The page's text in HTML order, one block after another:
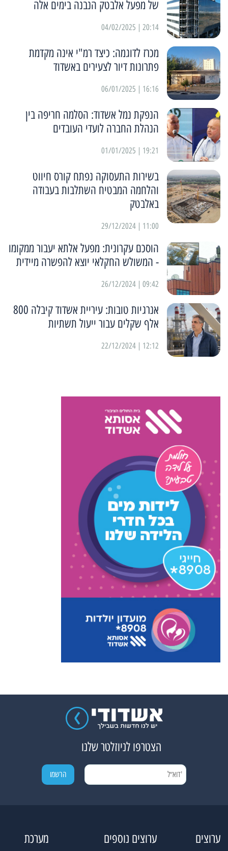
של מפעל אלבטק הנבנה בימים אלה
20:14 | 04/02/2025
מכרז לדוגמה: כיצד רמ"י אינה מקדמת
פתרונות דיור לצעירים באשדוד
16:16 | 06/01/2025
הנפקת נמל אשדוד: הסלמה חריפה בין
הנהלת החברה לועדי העובדים
19:21 | 01/01/2025
בשירות התעסוקה נפתח קורס חיווט
והלחמה המבטיח השתלבות בעבודה
באלבטק
11:00 | 29/12/2024
הוסכם עקרונית: מפעל אלתא יעבור ממקומו
- המשולש החקלאי יוצא להפשרה מיידית
09:42 | 26/12/2024
אנרגיות טובות: עיריית אשדוד קיבלה 800
אלף שקלים עבור ייעול תשתיות
12:12 | 22/12/2024
הצטרפו לניוזלטר שלנו
ערוצים ערוצים נוספים מערכת